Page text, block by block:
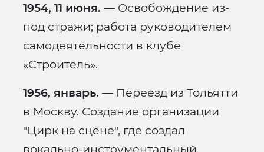
1954, 11 июня. — Освобождение из-
под стражи; работа руководителем
самодеятельности в клубе
«Строитель».
1956, январь. — Переезд из Тольятти
в Москву. Создание организации
"Цирк на сцене", где создал
вокально-инструментальный